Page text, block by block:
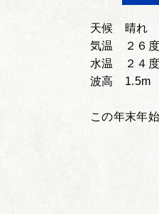
天候 晴れ
気温 ２６度
水温 ２４度
波高 1.5m
この年末年